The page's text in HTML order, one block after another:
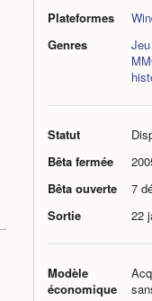
Plateformes
Genres
Statut
Bêta fermée
Bêta ouverte
7
Sortie
22
Modèle
économique